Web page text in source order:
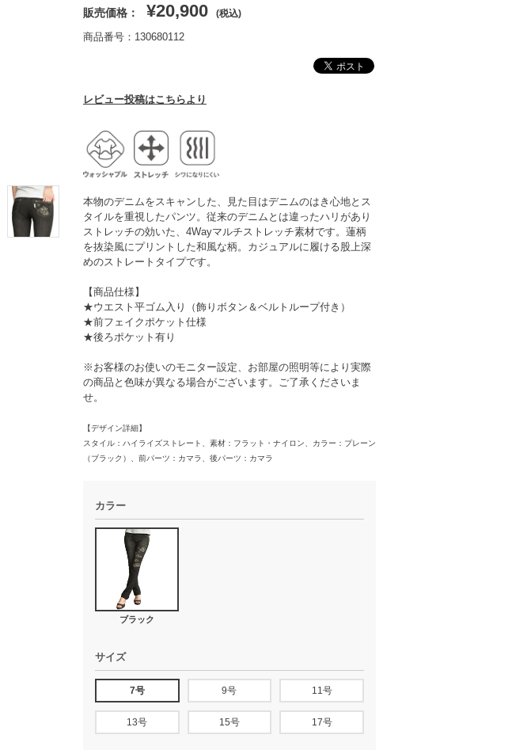
販売価格： ¥20,900 (税込)
商品番号：130680112
レビュー投稿はこちらより
本物のデニムをスキャンした、見た目はデニムのはき心地とス
タイルを重視したパンツ。従来のデニムとは違ったハリがあり
ストレッチの効いた、4Wayマルチストレッチ素材です。蓮柄
を抜染風にプリントした和風な柄。カジュアルに履ける股上深
めのストレートタイプです。
【商品仕様】
★ウエスト平ゴム入り（飾りボタン＆ベルトループ付き）
★前フェイクポケット仕様
★後ろポケット有り
※お客様のお使いのモニター設定、お部屋の照明等により実際
の商品と色味が異なる場合がございます。ご了承くださいま
せ。
【デザイン詳細】
スタイル：ハイライズストレート、素材：フラット・ナイロン、カラー：プレーン
（ブラック）、前パーツ：カマラ、後パーツ：カマラ
カラー
ブラック
サイズ
7号 9号 11号
13号 15号 17号